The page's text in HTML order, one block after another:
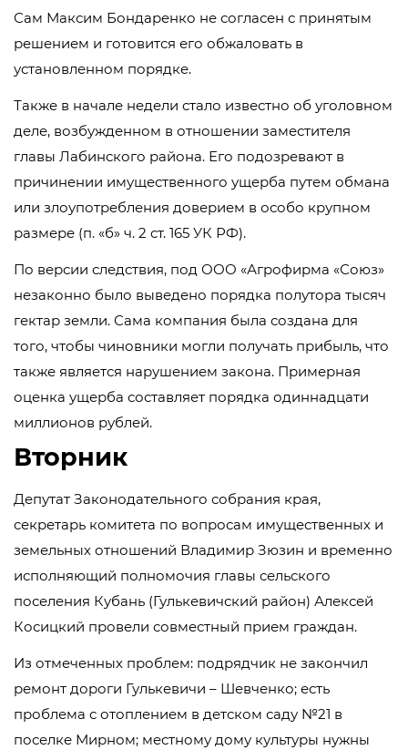
Сам Максим Бондаренко не согласен с принятым
решением и готовится его обжаловать в
установленном порядке.
Также в начале недели стало известно об уголовном
деле, возбужденном в отношении заместителя
главы Лабинского района. Его подозревают в
причинении имущественного ущерба путем обмана
или злоупотребления доверием в особо крупном
размере (п. «б» ч. 2 ст. 165 УК РФ).
По версии следствия, под ООО «Агрофирма «Союз»
незаконно было выведено порядка полутора тысяч
гектар земли. Сама компания была создана для
того, чтобы чиновники могли получать прибыль, что
также является нарушением закона. Примерная
оценка ущерба составляет порядка одиннадцати
миллионов рублей.
Вторник
Депутат Законодательного собрания края,
секретарь комитета по вопросам имущественных и
земельных отношений Владимир Зюзин и временно
исполняющий полномочия главы сельского
поселения Кубань (Гулькевичский район) Алексей
Косицкий провели совместный прием граждан.
Из отмеченных проблем: подрядчик не закончил
ремонт дороги Гулькевичи – Шевченко; есть
проблема с отоплением в детском саду №21 в
поселке Мирном; местному дому культуры нужны